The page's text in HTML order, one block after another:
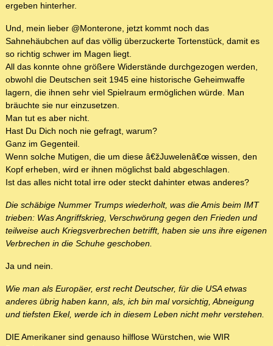
ergeben hinterher.
Und, mein lieber @Monterone, jetzt kommt noch das
Sahnehäubchen auf das völlig überzuckerte Tortenstück, damit es
so richtig schwer im Magen liegt.
All das konnte ohne größere Widerstände durchgezogen werden,
obwohl die Deutschen seit 1945 eine historische Geheimwaffe
lagern, die ihnen sehr viel Spielraum ermöglichen würde. Man
bräuchte sie nur einzusetzen.
Man tut es aber nicht.
Hast Du Dich noch nie gefragt, warum?
Ganz im Gegenteil.
Wenn solche Mutigen, die um diese â€žJuwelenâ€œ wissen, den
Kopf erheben, wird er ihnen möglichst bald abgeschlagen.
Ist das alles nicht total irre oder steckt dahinter etwas anderes?
Die schäbige Nummer Trumps wiederholt, was die Amis beim IMT
trieben: Was Angriffskrieg, Verschwörung gegen den Frieden und
teilweise auch Kriegsverbrechen betrifft, haben sie uns ihre eigenen
Verbrechen in die Schuhe geschoben.
Ja und nein.
Wie man als Europäer, erst recht Deutscher, für die USA etwas
anderes übrig haben kann, als, ich bin mal vorsichtig, Abneigung
und tiefsten Ekel, werde ich in diesem Leben nicht mehr verstehen.
DIE Amerikaner sind genauso hilflose Würstchen, wie WIR